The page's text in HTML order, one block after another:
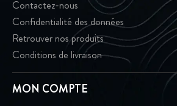
Contactez-nous
Confidentialité des données
Retrouver nos produits
Conditions de livraison
MON COMPTE